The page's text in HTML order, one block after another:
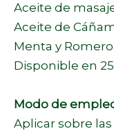
Aceite de
Aceite de
Menta y Romero.
Disponible en
Modo de
Aplicar sobre